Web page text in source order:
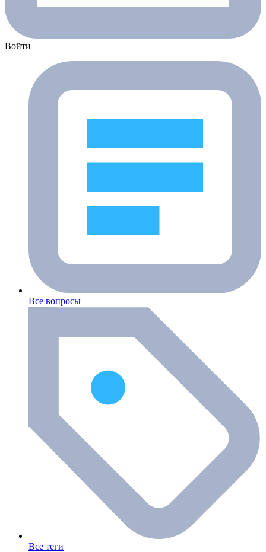
Войти
Все вопросы
Все теги